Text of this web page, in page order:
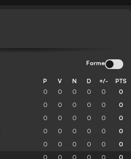
Forme
P V N D +/- PTS
0 0 0 0 0 0
0 0 0 0 0 0
0 0 0 0 0 0
0 0 0 0 0 0
0 0 0 0 0 0
0 0 0 0 0 0